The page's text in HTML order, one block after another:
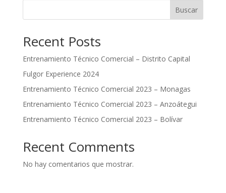
Buscar
Recent Posts
Entrenamiento Técnico Comercial – Distrito Capital
Fulgor Experience 2024
Entrenamiento Técnico Comercial 2023 – Monagas
Entrenamiento Técnico Comercial 2023 – Anzoátegui
Entrenamiento Técnico Comercial 2023 – Bolívar
Recent Comments
No hay comentarios que mostrar.